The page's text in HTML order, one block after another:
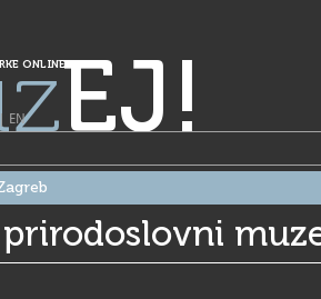
ONLINEEJ!
EN